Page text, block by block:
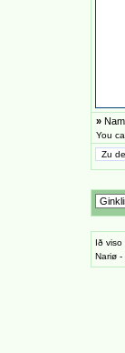
»
You
Ið viso
Nariø -